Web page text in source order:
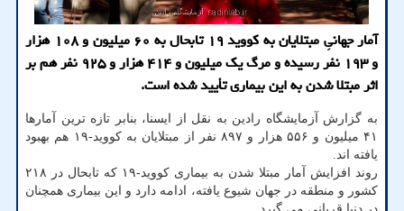
آمار جهانیِ مبتلایان به كووید ۱۹ تابحال به ۶۰ میلیون و ۱۰۸ هزار
و ۱۹۳ نفر رسیده و مرگ یك میلیون و ۴۱۴ هزار و ۹۲۵ نفر هم بر
اثر مبتلا شدن به این بیماری تأیید شده است.
به گزارش آزمایشگاه رادین به نقل از ایسنا، بنابر تازه ترین آمارها
۴۱ میلیون و ۵۵۶ هزار و ۸۹۷ نفر از مبتلایان به کووید-۱۹ هم بهبود
یافته اند.
روند افزایش آمار مبتلا شدن به بیماری کووید-۱۹ که تابحال در ۲۱۸
کشور و منطقه در جهان شیوع یافته، ادامه دارد و این بیماری همچنان